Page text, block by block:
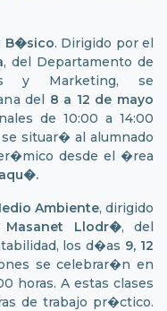
B�sico. Dirigido por el
, del Departamento de
y Marketing, se
del 8 a 12 de mayo
de 10:00 a 14:00
situar� al alumnado
desde el �rea
aqu�.
Ambiente, dirigido
Llodr�, del
los d�as 9, 12
se celebrar�n en
horas. A estas clases
de trabajo pr�ctico.